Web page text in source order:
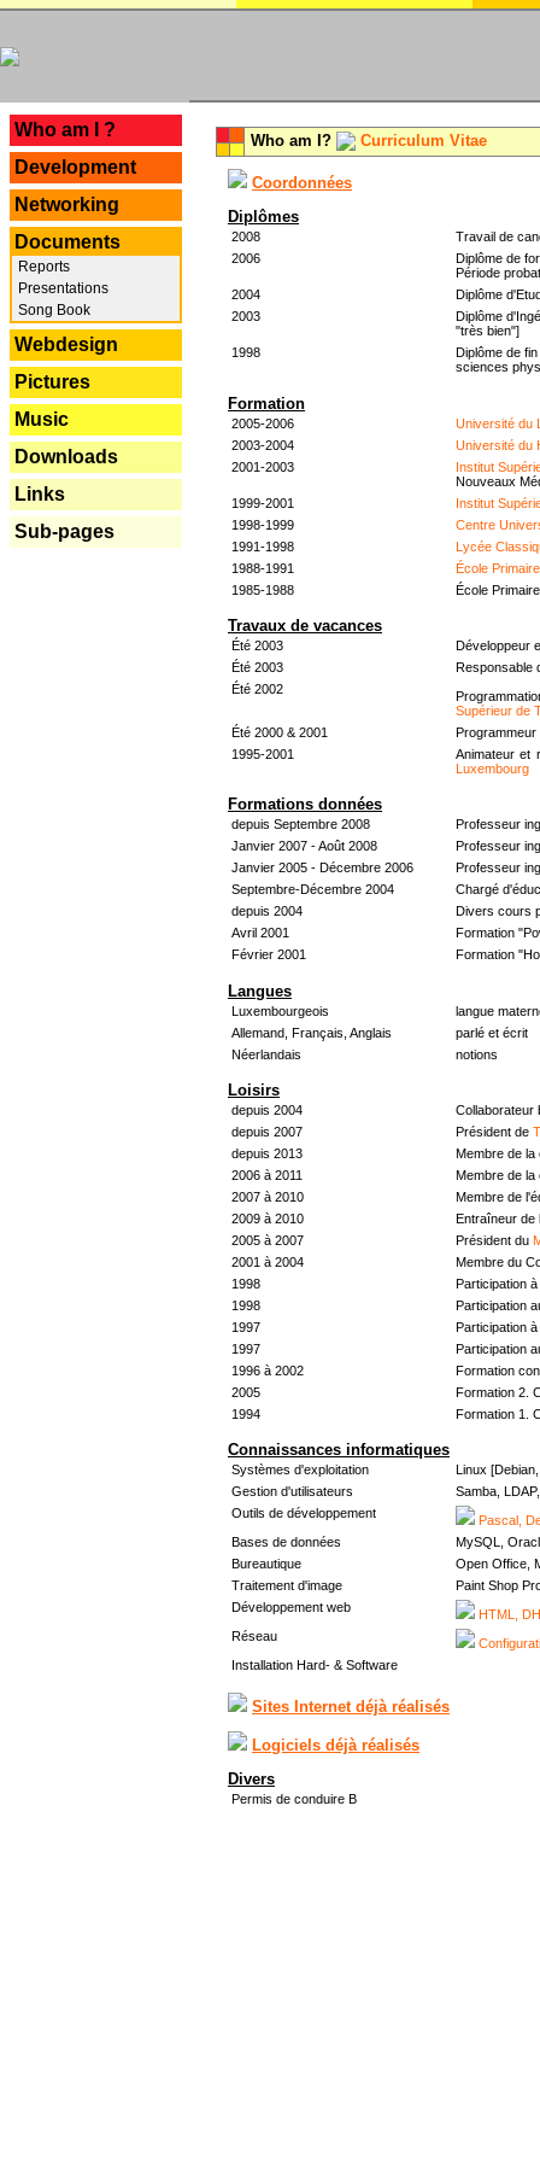
Who am I ?
Development
Networking
Documents
Reports
Presentations
Song Book
Webdesign
Pictures
Music
Downloads
Links
Sub-pages
Who am I? Curriculum Vitae
Coordonnées
Diplômes
2008
Travail de
2006
Diplôme de
Période
2004
Diplôme
2003
Diplôme
"très bien"]
1998
Diplôme de
sciences
Formation
2005-2006
Université du
2003-2004
Université du
2001-2003
Institut
Nouveaux
1999-2001
Institut
1998-1999
Centre
1991-1998
Lycée
1988-1991
École
1985-1988
École
Travaux de vacances
Été 2003
Développeur
Été 2003
Responsable
Été 2002
Supérieur de
Été 2000 & 2001
Programmeur
1995-2001
Animateur et
Luxembourg
Formations données
depuis Septembre 2008
Professeur
Janvier 2007 - Août 2008
Professeur
Janvier 2005 - Décembre 2006
Professeur
Septembre-Décembre 2004
Chargé
depuis 2004
Divers cours
Avril 2001
Formation
Février 2001
Formation
Langues
Luxembourgeois
langue
Allemand, Français, Anglais
parlé et écrit
Néerlandais
notions
Loisirs
depuis 2004
Collaborateur
depuis 2007
Président de
depuis 2013
Membre de
2006 à 2011
Membre de
2007 à 2010
Membre de
2009 à 2010
Entraîneur de
2005 à 2007
Président du
2001 à 2004
Membre du
1998
Participation à
1998
Participation
1997
Participation à
1997
Participation
1996 à 2002
Formation
2005
Formation 2.
1994
Formation 1.
Connaissances informatiques
Systèmes d'exploitation
Linux
Gestion d'utilisateurs
Samba,
Outils de développement
Pascal,
Bases de données
MySQL,
Bureautique
Open Office,
Traitement d'image
Paint Shop
Développement web
HTML,
Réseau
Installation Hard- & Software
Sites Internet déjà réalisés
Logiciels déjà réalisés
Divers
Permis de conduire B